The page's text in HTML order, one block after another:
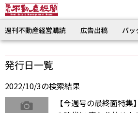
週刊不動産経営購読 広告出稿 バッ
発行日一覧
2022/10/3の検索結果
【今週号の最終面特